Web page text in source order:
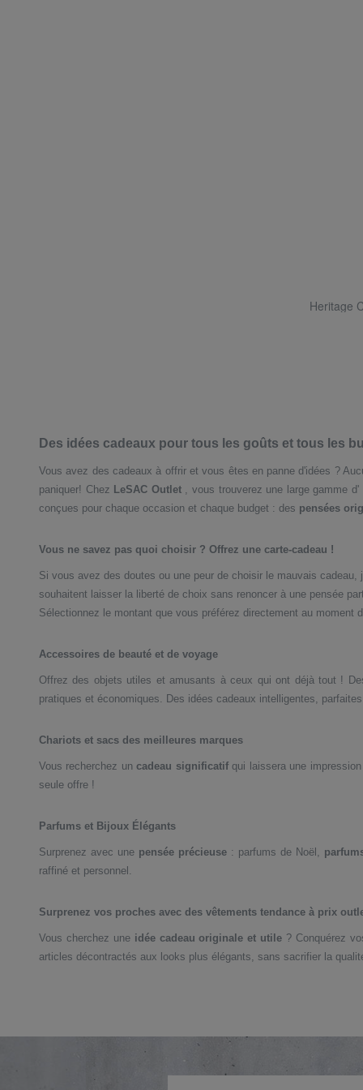
Heritage
Des idées cadeaux pour tous les goûts et tous les
Vous avez des cadeaux à offrir et vous êtes en panne d'idées ?
paniquer! Chez LeSAC Outlet, vous trouverez une large gamme d'
conçues pour chaque occasion et chaque budget : des pensées
Vous ne savez pas quoi choisir ? Offrez une carte-cadeau !
Si vous avez des doutes ou une peur de choisir le mauvais
souhaitent laisser la liberté de choix sans renoncer à une pensée
Sélectionnez le montant que vous préférez directement au
Accessoires de beauté et de voyage
Offrez des objets utiles et amusants à ceux qui ont déjà tout !
pratiques et économiques. Des idées cadeaux intelligentes,
Chariots et sacs des meilleures marques
Vous recherchez uncadeau significatifqui laissera une
seule offre !
Parfums et Bijoux Élégants
Surprenez avec une pensée précieuse : parfums de Noël,
raffiné et personnel.
Surprenez vos proches avec des vêtements tendance à prix
Vous cherchez une idée cadeau originale et utile ? Conquérez
articles décontractés aux looks plus élégants, sans sacrifier la